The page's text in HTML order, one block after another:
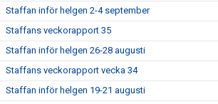
Staffan inför helgen 2-4 september
Staffans veckorapport 35
Staffan inför helgen 26-28 augusti
Staffans veckorapport vecka 34
Staffan inför helgen 19-21 augusti